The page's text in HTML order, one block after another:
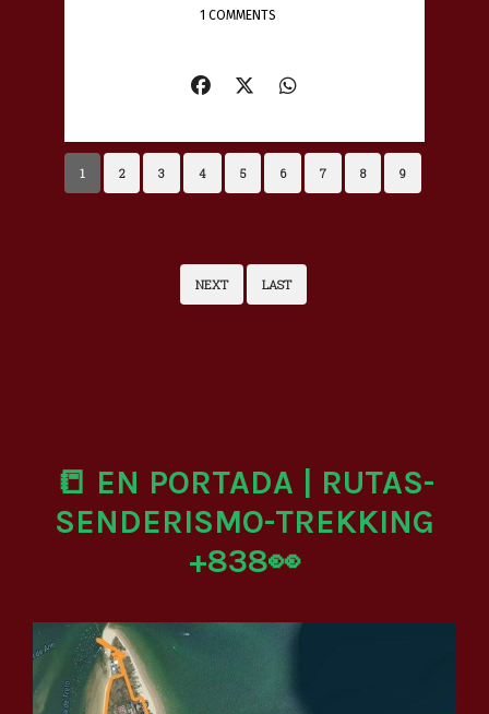
1 COMMENTS
1 2 3 4 5 6 7 8 9
NEXT LAST
📒 EN PORTADA | RUTAS-
SENDERISMO-TREKKING
+838👀